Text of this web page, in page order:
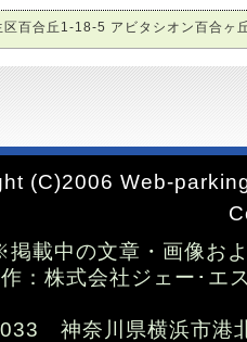
区百合丘1-18-5 アビタシオン百合ヶ
(C)2006 Web-
載中の文章・画像お
：株式会社ジェー･
神奈川県横浜市港